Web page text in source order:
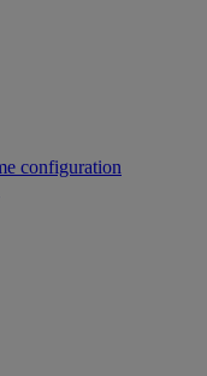
configuration